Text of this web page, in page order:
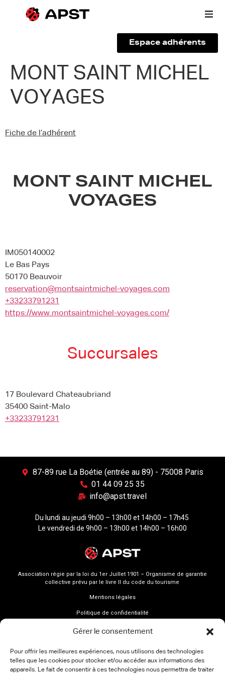
Gérer le consentement
Pour offrir les meilleures expériences, nous utilisons des technologies
telles que les cookies pour stocker et/ou accéder aux informations des
appareils. Le fait de consentir à ces technologies nous permettra de traiter
Qui sommes-nous ?
Vous êtes un voyageur
Espace adhérents
MONT SAINT MICHEL
VOYAGES
Fiche de l’adhérent
MONT SAINT MICHEL
VOYAGES
IM050140002
Le Bas Pays
50170 Beauvoir
reservation@montsaintmichel-voyages.com
+33233791231
https://www.montsaintmichel-voyages.com/
Succursales
17 Boulevard Chateaubriand
35400 Saint-Malo
+33233791231
87-89 rue La Boétie (entrée au 89) - 75008 Paris
01 44 09 25 35
info@apst.travel
Du lundi au jeudi 9h00 – 13h00 et 14h00 – 17h45
Le vendredi de 9h00 – 13h00 et 14h00 – 16h00
Association régie par la loi du 1er Juillet 1901 – Organisme de garantie
collective prévu par le livre II du code du tourisme
Mentions légales
Politique de confidentialité